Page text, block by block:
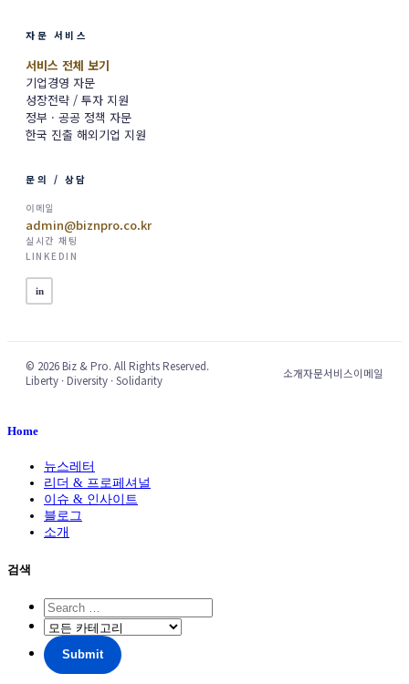
자문 서비스
서비스 전체 보기
기업경영 자문
성장전략 / 투자 지원
정부 · 공공 정책 자문
한국 진출 해외기업 지원
문의 / 상담
이메일
admin@biznpro.co.kr
실시간 채팅
LINKEDIN
in
© 2026 Biz & Pro. All Rights Reserved.
Liberty · Diversity · Solidarity
소개자문서비스이메일
Home
뉴스레터
리더 & 프로페셔널
이슈 & 인사이트
블로그
소개
검색